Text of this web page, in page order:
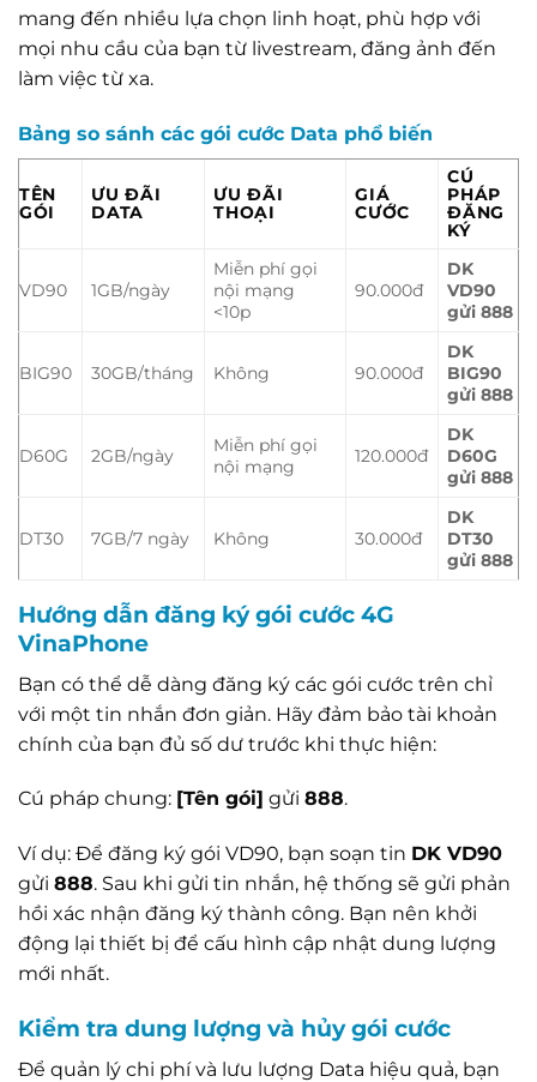
mang đến nhiều lựa chọn linh hoạt, phù hợp với
mọi nhu cầu của bạn từ livestream, đăng ảnh đến
làm việc từ xa.
Bảng so sánh các gói cước Data phổ biến
TÊN
GÓI
ƯU ĐÃI
DATA
ƯU ĐÃI
THOẠI
GIÁ
CƯỚC
CÚ
PHÁP
ĐĂNG
KÝ
VD90 1GB/ngày
Miễn phí gọi
nội mạng
<10p
90.000đ
DK
VD90
gửi 888
BIG90 30GB/tháng Không 90.000đ
DK
BIG90
gửi 888
D60G 2GB/ngày
Miễn phí gọi
nội mạng
120.000đ
DK
D60G
gửi 888
DT30 7GB/7 ngày Không 30.000đ
DK
DT30
gửi 888
Hướng dẫn đăng ký gói cước 4G
VinaPhone
Bạn có thể dễ dàng đăng ký các gói cước trên chỉ
với một tin nhắn đơn giản. Hãy đảm bảo tài khoản
chính của bạn đủ số dư trước khi thực hiện:
Cú pháp chung: [Tên gói] gửi 888.
Ví dụ: Để đăng ký gói VD90, bạn soạn tin DK VD90
gửi 888. Sau khi gửi tin nhắn, hệ thống sẽ gửi phản
hồi xác nhận đăng ký thành công. Bạn nên khởi
động lại thiết bị để cấu hình cập nhật dung lượng
mới nhất.
Kiểm tra dung lượng và hủy gói cước
Để quản lý chi phí và lưu lượng Data hiệu quả, bạn